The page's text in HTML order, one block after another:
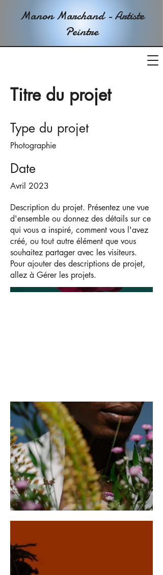
Manon Marchand - Artiste
Peintre
Titre du projet
Type du projet
Photographie
Date
Avril 2023
Description du projet. Présentez une vue
d'ensemble ou donnez des détails sur ce
qui vous a inspiré, comment vous l'avez
créé, ou tout autre élément que vous
souhaitez partager avec les visiteurs.
Pour ajouter des descriptions de projet,
allez à Gérer les projets.